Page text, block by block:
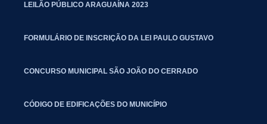
LEILÃO PÚBLICO ARAGUAÍNA 2023
FORMULÁRIO DE INSCRIÇÃO DA LEI PAULO GUSTAVO
CONCURSO MUNICIPAL SÃO JOÃO DO CERRADO
CÓDIGO DE EDIFICAÇÕES DO MUNICÍPIO